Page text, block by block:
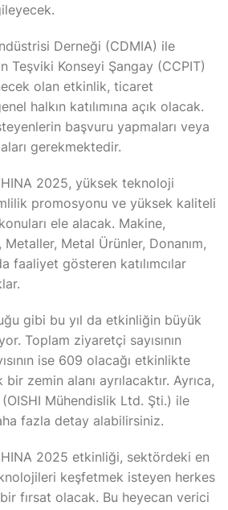
Derneği (CDMIA) ile
Teşviki Konseyi Şangay (CCPIT)
olan etkinlik, ticaret
halkın katılımına açık olacak.
başvuru yapmaları veya
gerekmektedir.
2025, yüksek teknoloji
promosyonu ve yüksek kaliteli
ele alacak. Makine,
Metal Ürünler, Donanım,
faaliyet gösteren katılımcılar
gibi bu yıl da etkinliğin büyük
Toplam ziyaretçi sayısının
ise 609 olacağı etkinlikte
zemin alanı ayrılacaktır. Ayrıca,
Mühendislik Ltd. Şti.) ile
fazla detay alabilirsiniz.
2025 etkinliği, sektördeki en
keşfetmek isteyen herkes
fırsat olacak. Bu heyecan verici